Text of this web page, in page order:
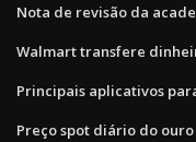
Nota de revisão da
Walmart transfere
Principais aplicativos
Preço spot diário do ouro